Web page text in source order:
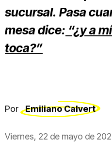
sucursal. Pasa
mesa dice: “¿y a
toca?”
Por Emiliano Calvert
Viernes, 22 de mayo de